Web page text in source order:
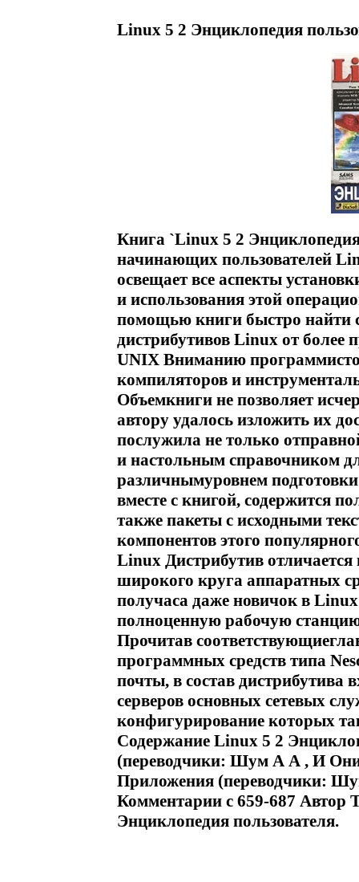
Linux 5 2 Энциклопедия
Книга `Linux 5 2 Энциклопедия
начинающих пользователей
освещает все аспекты
и использования этой
помощью книги быстро найти
дистрибутивов Linux от
UNIX Вниманию
компиляторов и
Объемкниги не позволяет
автору удалось изложить их
послужила не только
и настольным справочником
различнымуровнем
вместе с книгой, содержится
также пакеты с исходными
компонентов этого
Linux Дистрибутив
широкого круга аппаратных
получаса даже новичок в
полноценную рабочую
Прочитав
программных средств типа
почты, в состав дистрибутива
серверов основных сетевых
конфигурирование которых
Содержание Linux 5 2
(переводчики: Шум А А , И
Приложения (переводчики:
Комментарии c 659-687
Энциклопедия пользователя.